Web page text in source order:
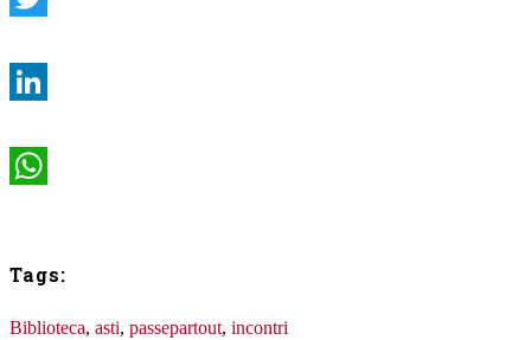
Tags:
Biblioteca, asti, passepartout, incontri